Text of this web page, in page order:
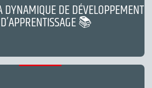
DE DÉVELOPPEMENT
📚